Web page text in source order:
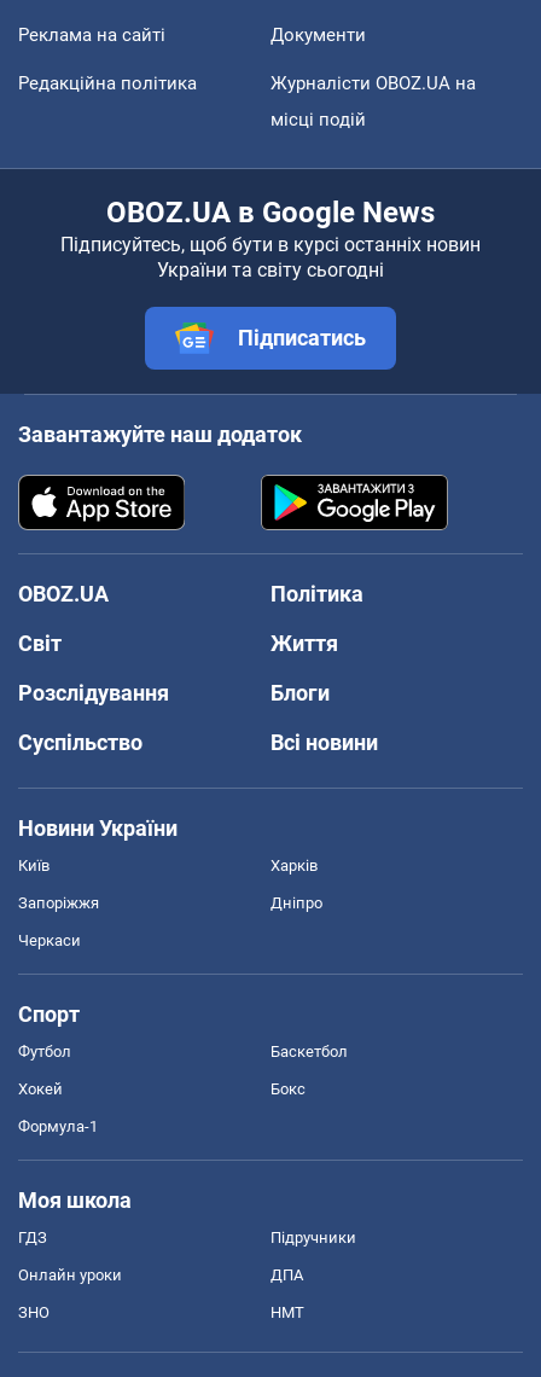
Реклама на сайті Документи
Редакційна політика
Журналісти OBOZ.UA на
місці подій
OBOZ.UA в Google News
Підписуйтесь, щоб бути в курсі останніх новин
України та світу сьогодні
Підписатись
Завантажуйте наш додаток
OBOZ.UA
Політика
Світ
Життя
Розслідування
Блоги
Суспільство
Всі новини
Новини України
Київ Харків
Запоріжжя Дніпро
Черкаси
Спорт
Футбол Баскетбол
Хокей Бокс
Формула-1
Моя школа
ГДЗ Підручники
Онлайн уроки ДПА
ЗНО НМТ